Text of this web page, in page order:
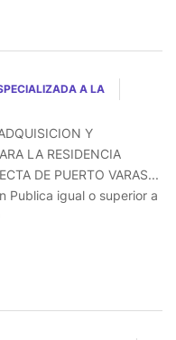
A LA
Y
LA RESIDENCIA
DE PUERTO VARAS...
Publica igual o superior a